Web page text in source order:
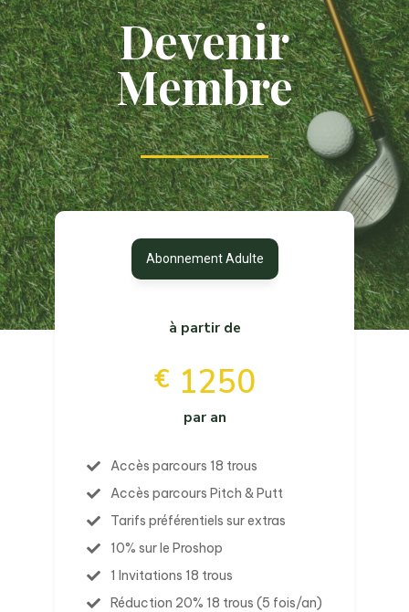
Devenir
Membre
Abonnement Adulte
à partir de
€ 1250
par an
Accès parcours 18 trous
Accès parcours Pitch & Putt
Tarifs préférentiels sur extras
10% sur le Proshop
1 Invitations 18 trous
Réduction 20% 18 trous (5 fois/an)